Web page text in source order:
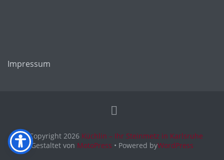
Impressum
© Copyright 2026 Küchlin – Ihr Steinmetz in Karlsruhe
Gestaltet von MotoPress • Powered byWordPress